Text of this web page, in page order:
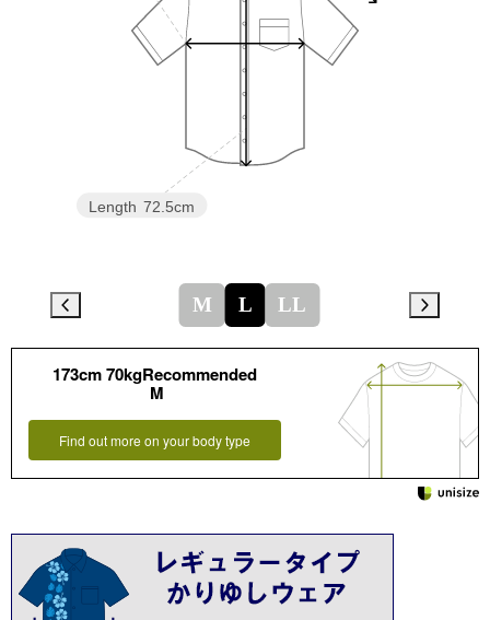
Length 72.5cm
M L LL
173cm 70kgRecommended
M
Find out more on your body type